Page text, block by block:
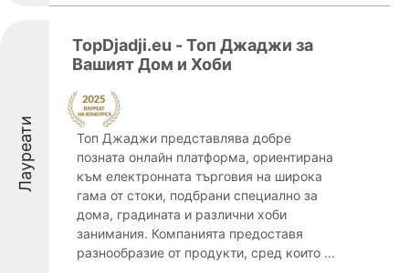
Лауреати
TopDjadji.eu - Топ Джаджи за
Вашият Дом и Хоби
Топ Джаджи представлява добре
позната онлайн платформа, ориентирана
към електронната търговия на широка
гама от стоки, подбрани специално за
дома, градината и различни хоби
занимания. Компанията предоставя
разнообразие от продукти, сред които ...